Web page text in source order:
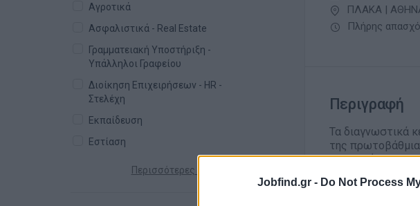
Jobfind.gr - Do Not Process
Αγροτικά
Ασφαλιστικά - Real Estate
Γραμματειακή Υποστήριξη -
Υπάλληλοι Γραφείου
Διοίκηση Επιχειρήσεων - HR -
Στελέχη
Εκπαίδευση
Εστίαση
Περισσότερες κατηγορίες +
ΠΛΑΚΑ |
Πλήρης
Περιγραφή
Τα διαγνωστικά
της
στην Αθήνα.
Η θέση αφορά